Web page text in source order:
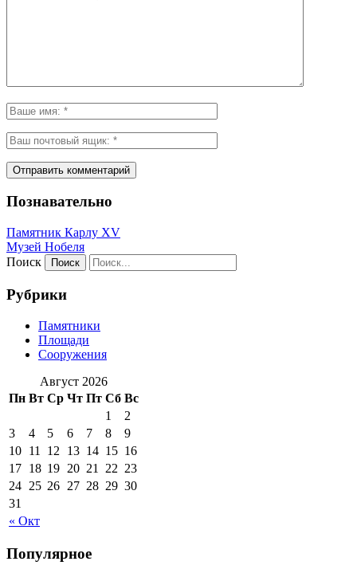
Познавательно
Памятник Карлу XV
Музей Нобеля
Поиск
Рубрики
Памятники
Площади
Сооружения
Август 2026
Пн Вт Ср Чт Пт Сб Вс
« Окт
1
2
3
4 5 6 7 8
9
10 11 12 13 14 15 16
17 18 19 20 21 22 23
24 25 26 27 28 29 30
31
Популярное